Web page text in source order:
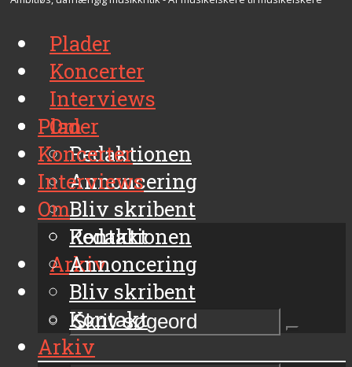
Plader
Koncerter
Interviews
Om
Redaktionen
Annoncering
Bliv skribent
Kontakt
Arkiv
Plader
Koncerter
Interviews
Om
Redaktionen
Annoncering
Bliv skribent
Kontakt
Arkiv